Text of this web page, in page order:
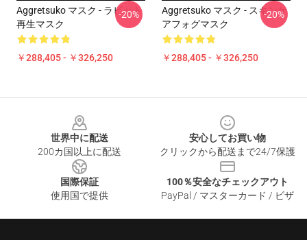
Aggretsuko マスク - ラビット
再生マスク
￥288,405 - ￥326,250
-20%
Aggretsuko マスク - スキンケ
アフォグマスク
￥288,405 - ￥326,250
-20%
世界中に配送
200カ国以上に配送
安心してお買い物
クリックから配送まで24/7保護
国際保証
使用国で提供
100％安全なチェックアウト
PayPal / マスターカード / ビザ